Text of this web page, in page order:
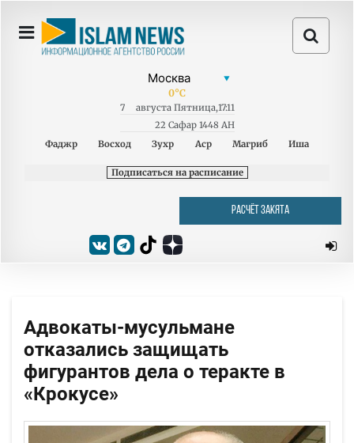
0°C
7 августа Пятница,17:11
22 Сафар 1448 AH
Фаджр
Восход Зухр Аср Магриб Иша
Подписаться на расписание
РАСЧЁТ ЗАКЯТА
Адвокаты-мусульмане
отказались защищать
фигурантов дела о теракте в
«Крокусе»